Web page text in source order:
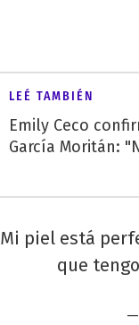
LEÉ TAMBIÉN
Emily Ceco
García Moritán:
Mi piel está
que
—